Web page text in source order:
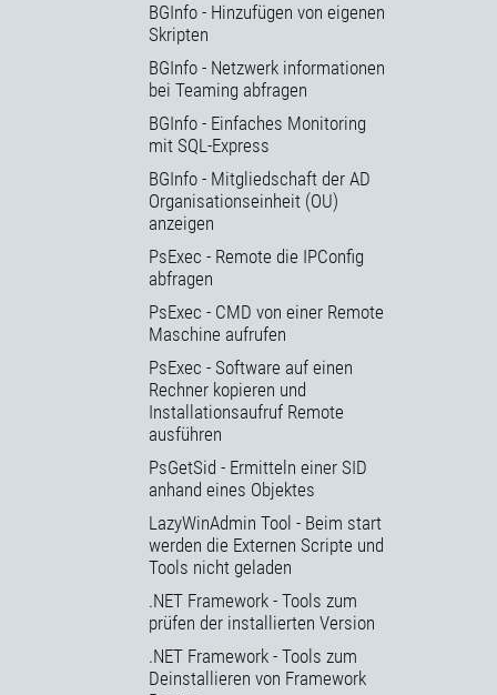
BGInfo - Hinzufügen von eigenen
Skripten
BGInfo - Netzwerk informationen
bei Teaming abfragen
BGInfo - Einfaches Monitoring
mit SQL-Express
BGInfo - Mitgliedschaft der AD
Organisationseinheit (OU)
anzeigen
PsExec - Remote die IPConfig
abfragen
PsExec - CMD von einer Remote
Maschine aufrufen
PsExec - Software auf einen
Rechner kopieren und
Installationsaufruf Remote
ausführen
PsGetSid - Ermitteln einer SID
anhand eines Objektes
LazyWinAdmin Tool - Beim start
werden die Externen Scripte und
Tools nicht geladen
.NET Framework - Tools zum
prüfen der installierten Version
.NET Framework - Tools zum
Deinstallieren von Framework